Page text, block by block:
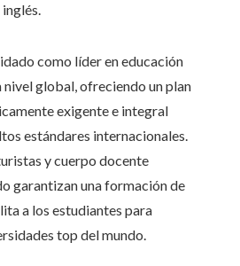
como líder en educación
nivel global, ofreciendo un plan
exigente e integral
estándares internacionales.
y cuerpo docente
garantizan una formación de
a los estudiantes para
top del mundo.